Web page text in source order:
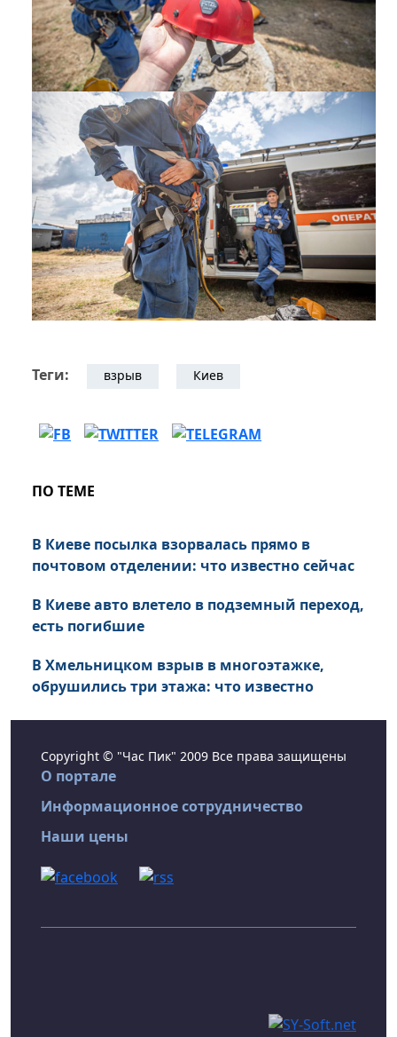
Теги: взрыв Киев
ПО ТЕМЕ
В Киеве посылка взорвалась прямо в
почтовом отделении: что известно сейчас
В Киеве авто влетело в подземный переход,
есть погибшие
В Хмельницком взрыв в многоэтажке,
обрушились три этажа: что известно
Copyright © "Час Пик" 2009 Все права защищены
О портале
Информационное сотрудничество
Наши цены